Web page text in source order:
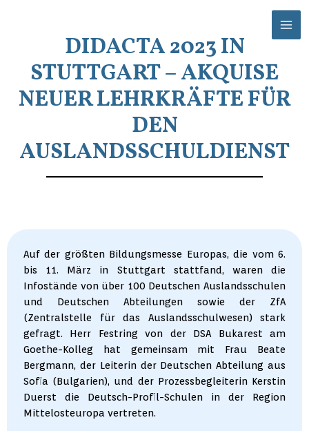
DIDACTA 2023 IN
STUTTGART – AKQUISE
NEUER LEHRKRÄFTE FÜR
DEN
AUSLANDSSCHULDIENST
Auf der größten Bildungsmesse Europas, die vom 6.
bis 11. März in Stuttgart stattfand, waren die
Infostände von über 100 Deutschen Auslandsschulen
und Deutschen Abteilungen sowie der ZfA
(Zentralstelle für das Auslandsschulwesen) stark
gefragt. Herr Festring von der DSA Bukarest am
Goethe-Kolleg hat gemeinsam mit Frau Beate
Bergmann, der Leiterin der Deutschen Abteilung aus
Sofia (Bulgarien), und der Prozessbegleiterin Kerstin
Duerst die Deutsch-Profil-Schulen in der Region
Mittelosteuropa vertreten.